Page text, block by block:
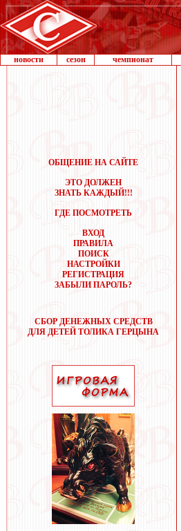
новости сезон чемпионат
ОБЩЕНИЕ НА САЙТЕ
ЭТО ДОЛЖЕН
ЗНАТЬ КАЖДЫЙ!!!
ГДЕ ПОСМОТРЕТЬ
ВХОД
ПРАВИЛА
ПОИСК
НАСТРОЙКИ
РЕГИСТРАЦИЯ
ЗАБЫЛИ ПАРОЛЬ?
СБОР ДЕНЕЖНЫХ СРЕДСТВ
ДЛЯ ДЕТЕЙ ТОЛИКА ГЕРЦЫНА